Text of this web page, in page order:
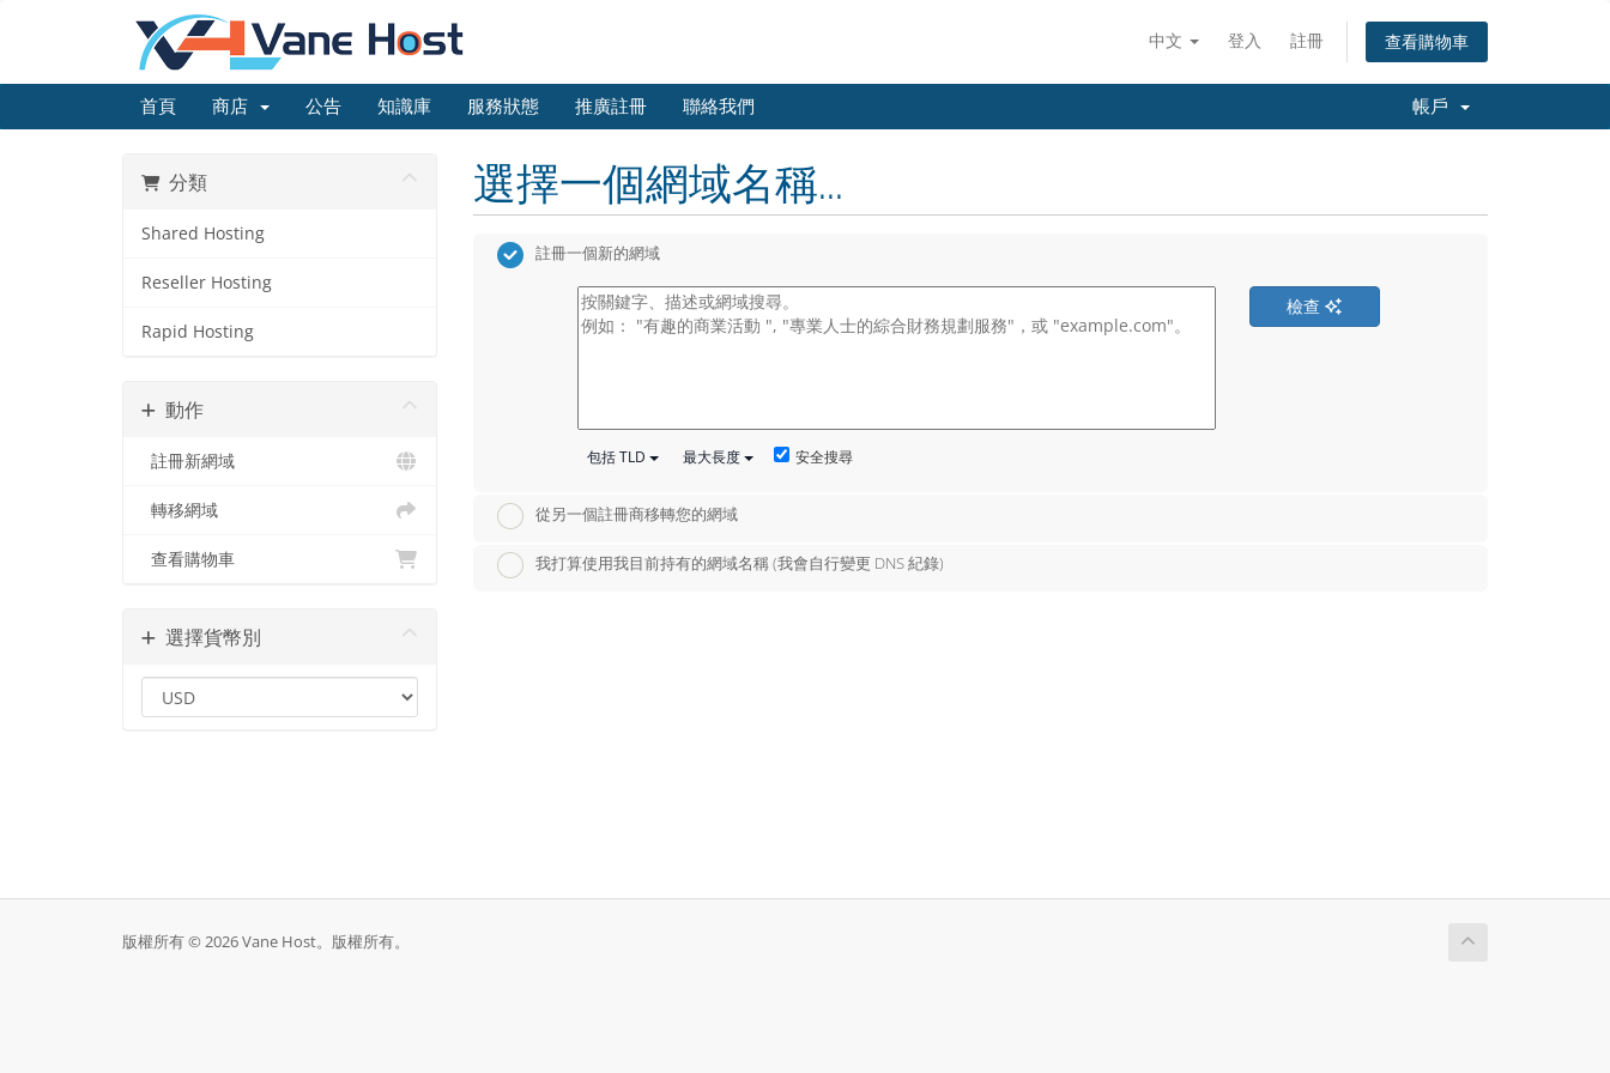
中文 登入 註冊 查看購物車
首頁 商店 公告 知識庫 服務狀態 推廣註冊 聯絡我們 帳戶
分類
Shared Hosting
Reseller Hosting
Rapid Hosting
動作
註冊新網域
轉移網域
查看購物車
選擇貨幣別
選擇一個網域名稱...
註冊一個新的網域
檢查
包括 TLD 最大長度 安全搜尋
從另一個註冊商移轉您的網域
我打算使用我目前持有的網域名稱 (我會自行變更 DNS 紀錄)
版權所有 © 2026 Vane Host。版權所有。